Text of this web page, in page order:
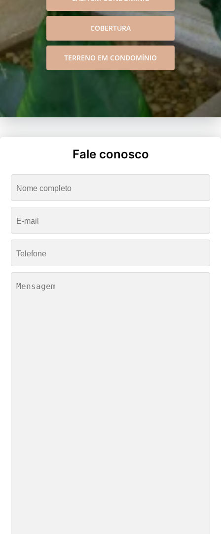
COBERTURA
TERRENO EM CONDOMÍNIO
Fale conosco